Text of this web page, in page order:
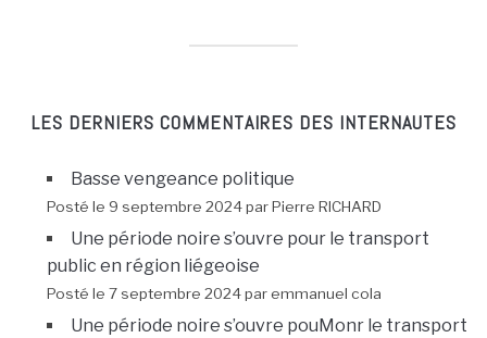
LES DERNIERS COMMENTAIRES DES INTERNAUTES
Basse vengeance politique
Posté le 9 septembre 2024 par Pierre RICHARD
Une période noire s’ouvre pour le transport
public en région liégeoise
Posté le 7 septembre 2024 par emmanuel cola
Une période noire s’ouvre pouMonr le transport